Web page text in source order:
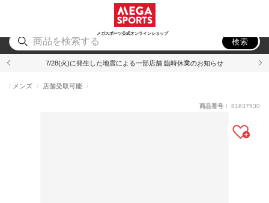
メガスポーツ公式オンラインショップ
アウトドア
検索
7/28(火)に発生した地震による一部店舗 臨時休業のお知らせ
メンズ 店舗受取可能
商品番号： 81637530